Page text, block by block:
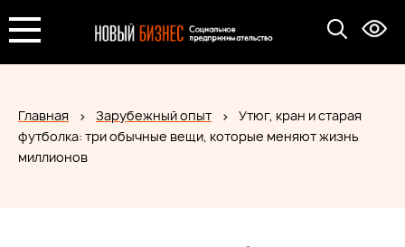
Главная Зарубежный опыт
Утюг, кран и старая
футболка: три обычные вещи, которые меняют жизнь
миллионов